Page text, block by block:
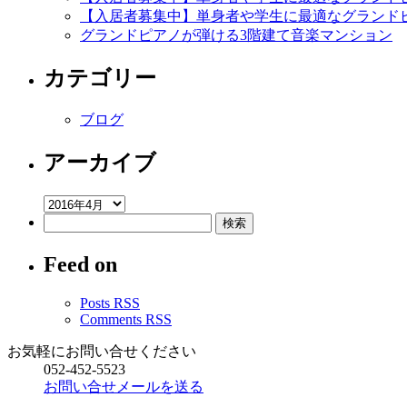
【入居者募集中】単身者や学生に最適なグランド
グランドピアノが弾ける3階建て音楽マンション
カテゴリー
ブログ
アーカイブ
ア
イ
Feed on
Posts RSS
Comments RSS
お気軽にお問い合せください
052-452-5523
お問い合せメールを送る